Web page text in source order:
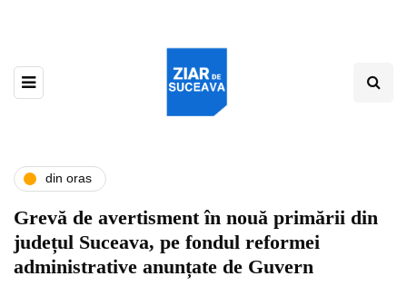
din oras
Grevă de avertisment în nouă primării din
județul Suceava, pe fondul reformei
administrative anunțate de Guvern